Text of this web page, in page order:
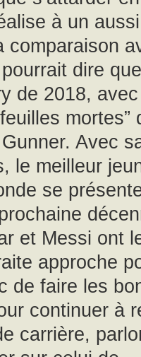
à un
comparaison
dire
de 2018,
mortes”
Avec
le meilleur
se
et Messi ont
approche
de faire les
continuer à
carrière,